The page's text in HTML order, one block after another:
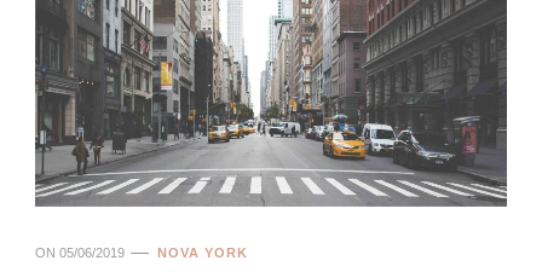
ON 05/06/2019 NOVA YORK